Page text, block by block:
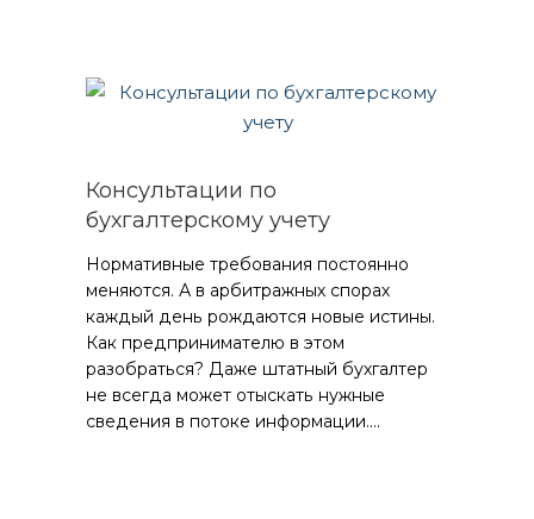
Консультации по
бухгалтерскому учету
Нормативные требования постоянно
меняются. А в арбитражных спорах
каждый день рождаются новые истины.
Как предпринимателю в этом
разобраться? Даже штатный бухгалтер
не всегда может отыскать нужные
сведения в потоке информации....